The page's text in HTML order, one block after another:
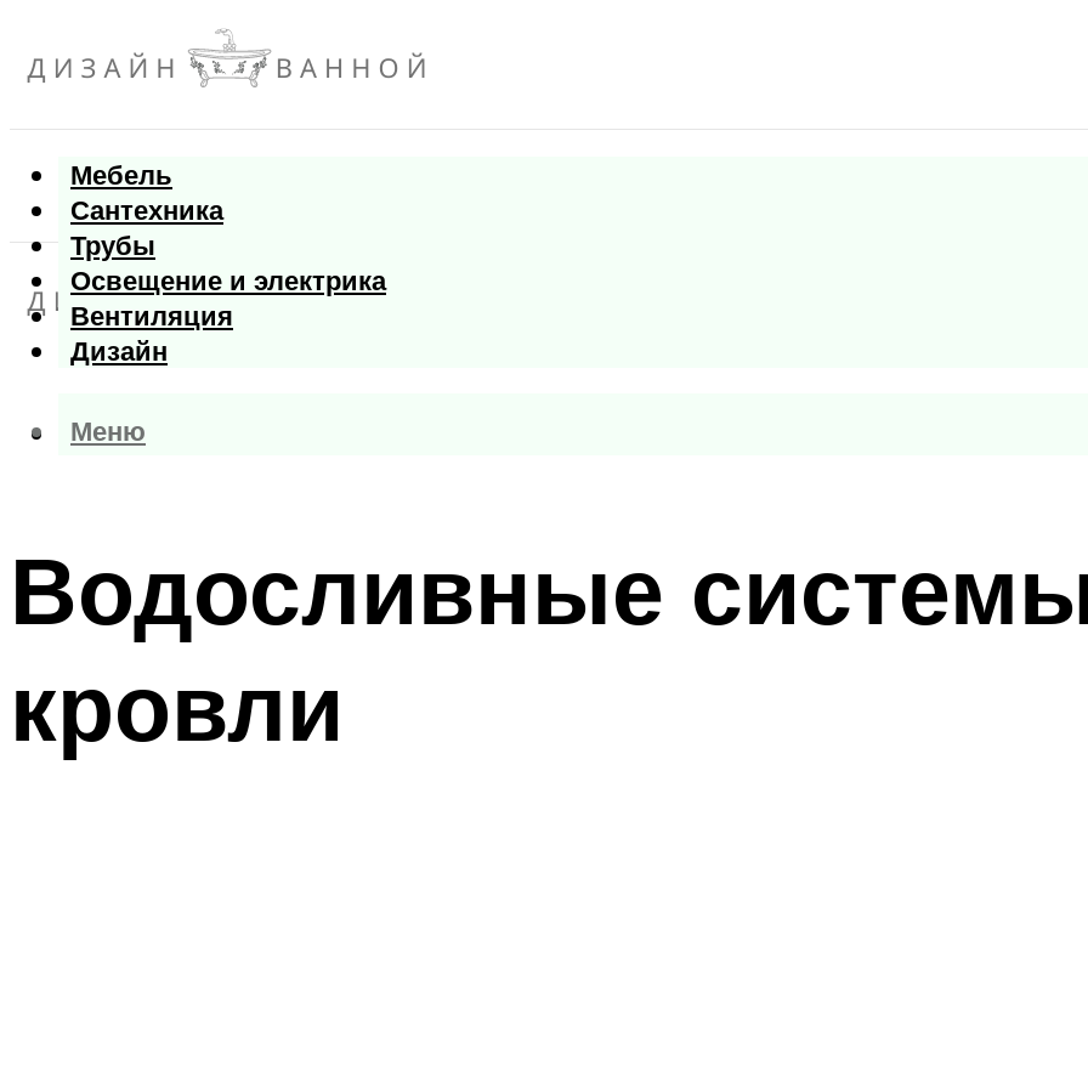
Мебель
Сантехника
Трубы
Освещение и электрика
Вентиляция
Дизайн
Меню
Меню
Водосливные
кровли